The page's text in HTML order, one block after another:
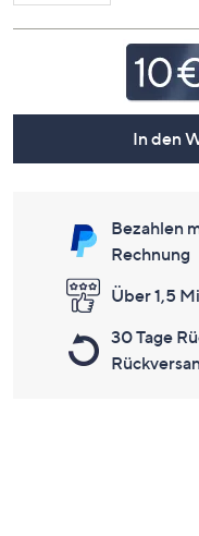
In den
Bezahlen
Rechnung
Über 1,5
30 Tage